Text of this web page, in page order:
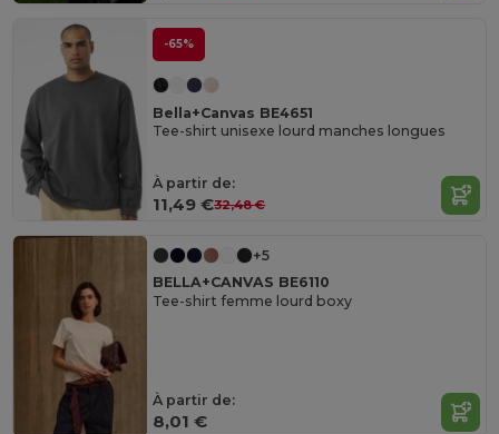
-65%
Bella+Canvas BE4651
Tee-shirt unisexe lourd manches longues
À partir de:
11,49 €32,48 €
+5
BELLA+CANVAS BE6110
Tee-shirt femme lourd boxy
À partir de:
8,01 €